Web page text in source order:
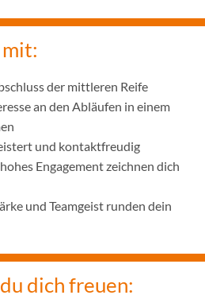
der mittleren Reife
an den Abläufen in einem
und kontaktfreudig
Engagement zeichnen dich
und Teamgeist runden dein
dich freuen: